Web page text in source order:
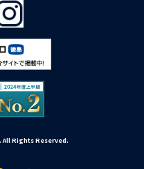
Rights Reserved.